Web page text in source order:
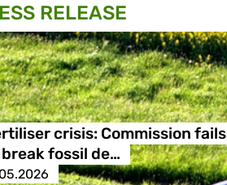
RELEASE
crisis: Commission fails
fossil de…